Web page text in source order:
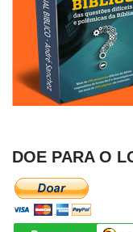
DOE PARA O